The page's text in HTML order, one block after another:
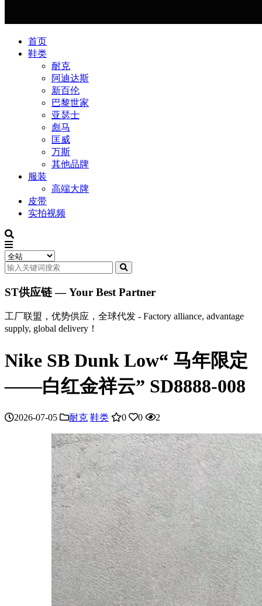
首页
鞋类
耐克
阿迪达斯
新百伦
巴黎世家
亚瑟士
彪马
匡威
万斯
其他品牌
服装
高端大牌
皮带
实拍视频
ST供应链 — Your Best Partner
工厂联盟，优势供应，全球代发 - Factory alliance, advantage
supply, global delivery！
Nike SB Dunk Low“ 马年限定
——白红金祥云” SD8888-008
2026-07-05 耐克 鞋类 0 0 2